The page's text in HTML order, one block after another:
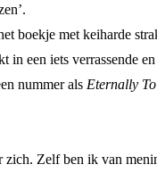
boekje met keiharde
in een iets verrassende
nummer als Eternally
Zelf ben ik van